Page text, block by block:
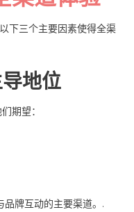
下三个主要因素使得全渠
地位
期望：
牌互动的主要渠道。.